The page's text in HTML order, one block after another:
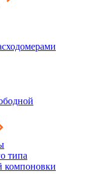
типа
компоновки